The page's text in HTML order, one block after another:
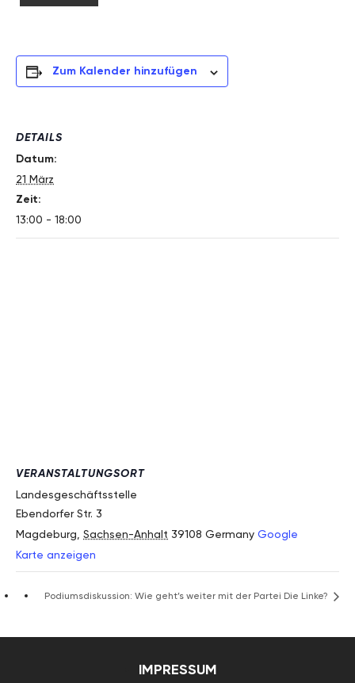
Zum Kalender hinzufügen
DETAILS
Datum:
21 März
Zeit:
13:00 - 18:00
VERANSTALTUNGSORT
Landesgeschäftsstelle
Ebendorfer Str. 3
Magdeburg Sachsen-Anhalt 39108 Germany Google
Karte anzeigen
Podiumsdiskussion: Wie geht’s weiter mit der Partei Die Linke?
IMPRESSUM